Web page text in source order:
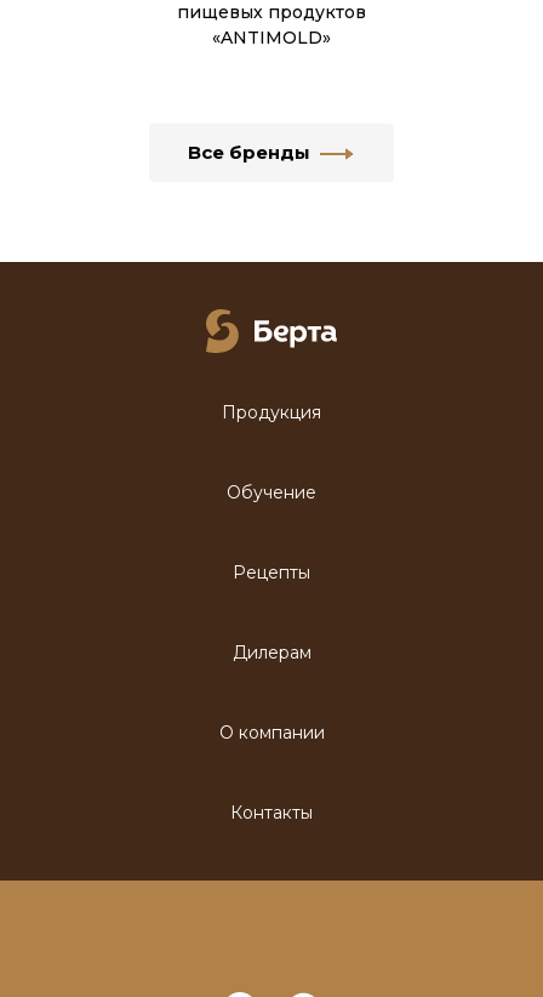
пищевых продуктов
«ANTIMOLD»
Все бренды
Продукция
Обучение
Рецепты
Дилерам
О компании
Контакты